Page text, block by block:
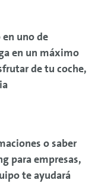
uno de
en un máximo
de tu coche,
o saber
para empresas,
te ayudará